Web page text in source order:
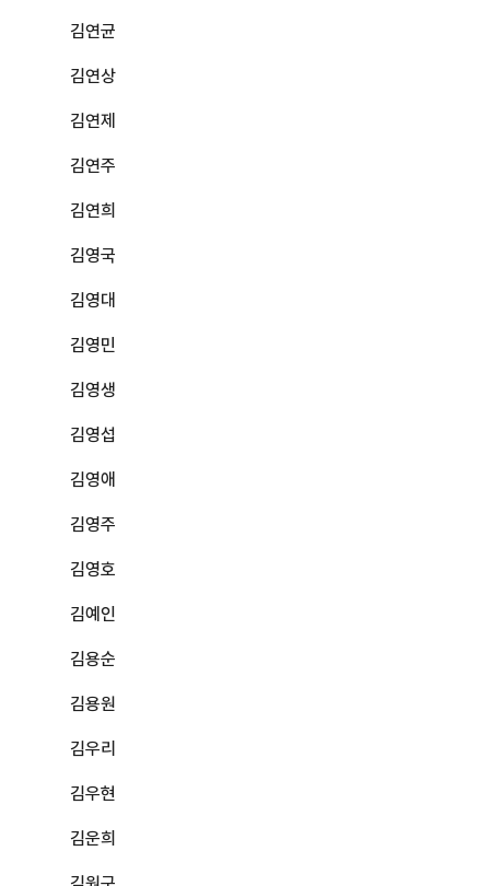
김연균
김연상
김연제
김연주
김연희
김영국
김영대
김영민
김영생
김영섭
김영애
김영주
김영호
김예인
김용순
김용원
김우리
김우현
김운희